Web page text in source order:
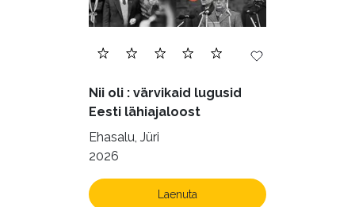
Nii oli : värvikaid lugusid
Eesti lähiajaloost
Ehasalu, Jüri
2026
Laenuta